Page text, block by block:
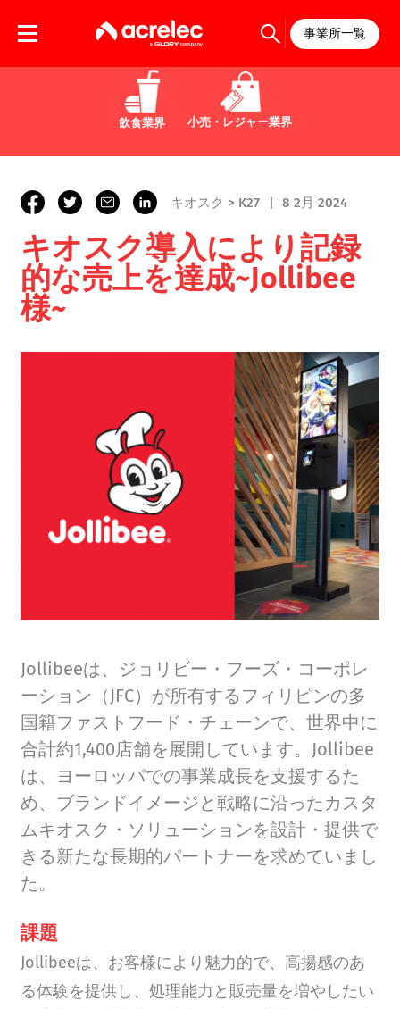
事業所一覧
飲食業界 小売・レジャー業界
キオスク > K27 8 2月 2024
キオスク導入により記録
的な売上を達成~Jollibee
様~
Jollibeeは、ジョリビー・フーズ・コーポレ
ーション（JFC）が所有するフィリピンの多
国籍ファストフード・チェーンで、世界中に
合計約1,400店舗を展開しています。Jollibee
は、ヨーロッパでの事業成長を支援するた
め、ブランドイメージと戦略に沿ったカスタ
ムキオスク・ソリューションを設計・提供で
きる新たな長期的パートナーを求めていまし
た。
課題
Jollibeeは、お客様により魅力的で、高揚感のあ
る体験を提供し、処理能力と販売量を増やしたい